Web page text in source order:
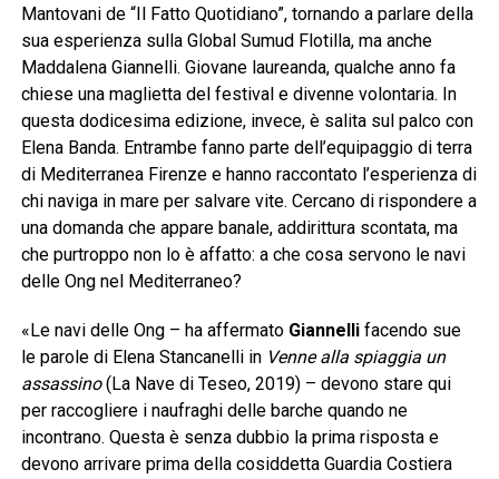
Mantovani de “Il Fatto Quotidiano”, tornando a parlare della
sua esperienza sulla Global Sumud Flotilla, ma anche
Maddalena Giannelli. Giovane laureanda, qualche anno fa
chiese una maglietta del festival e divenne volontaria. In
questa dodicesima edizione, invece, è salita sul palco con
Elena Banda. Entrambe fanno parte dell’equipaggio di terra
di Mediterranea Firenze e hanno raccontato l’esperienza di
chi naviga in mare per salvare vite. Cercano di rispondere a
una domanda che appare banale, addirittura scontata, ma
che purtroppo non lo è affatto: a che cosa servono le navi
delle Ong nel Mediterraneo?
«Le navi delle Ong – ha affermato Giannellifacendo sue
le parole di Elena Stancanelli in Venne alla spiaggia un
assassino(La Nave di Teseo, 2019) – devono stare qui
per raccogliere i naufraghi delle barche quando ne
incontrano. Questa è senza dubbio la prima risposta e
devono arrivare prima della cosiddetta Guardia Costiera